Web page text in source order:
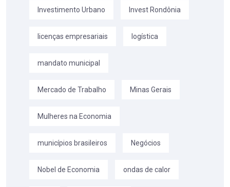
Investimento Urbano Invest Rondônia
licenças empresariais logística
mandato municipal
Mercado de Trabalho Minas Gerais
Mulheres na Economia
municípios brasileiros Negócios
Nobel de Economia ondas de calor